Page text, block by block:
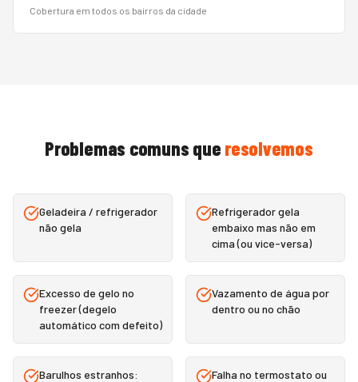
Cobertura em todos os bairros da cidade
Problemas comuns que resolvemos
Geladeira / refrigerador
não gela
Refrigerador gela
embaixo mas não em
cima (ou vice-versa)
Excesso de gelo no
freezer (degelo
automático com defeito)
Vazamento de água por
dentro ou no chão
Barulhos estranhos:
Falha no termostato ou